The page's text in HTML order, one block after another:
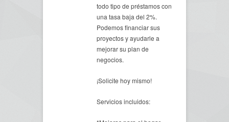
todo tipo de préstamos con
una tasa baja del 2%.
Podemos financiar sus
proyectos y ayudarle a
mejorar su plan de
negocios.
¡Solicite hoy mismo!
Servicios incluidos: